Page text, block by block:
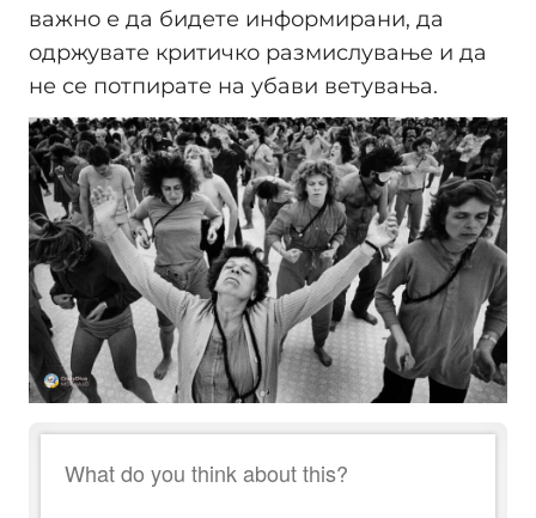
важно е да бидете информирани, да
одржувате критичко размислување и да
не се потпирате на убави ветувања.